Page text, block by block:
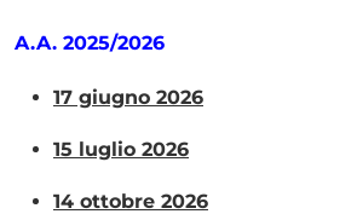
A.A. 2025/2026
17 giugno 2026
15 luglio 2026
14 ottobre 2026